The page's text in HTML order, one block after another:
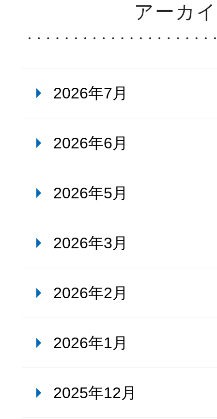
アーカ
2026年7月
2026年6月
2026年5月
2026年3月
2026年2月
2026年1月
2025年12月